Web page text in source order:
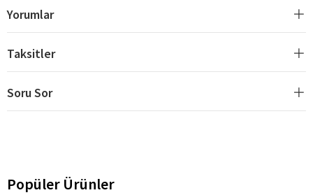
Yorumlar
Taksitler
Soru Sor
Popüler Ürünler